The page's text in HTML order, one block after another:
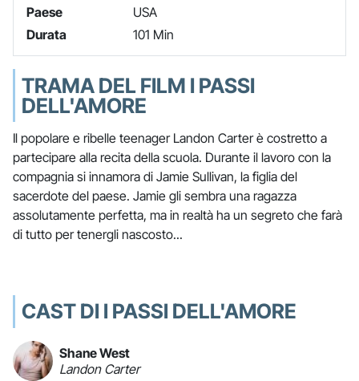
Paese
USA
Durata
101 Min
TRAMA DEL FILM I PASSI
DELL'AMORE
Il popolare e ribelle teenager Landon Carter è costretto a
partecipare alla recita della scuola. Durante il lavoro con la
compagnia si innamora di Jamie Sullivan, la figlia del
sacerdote del paese. Jamie gli sembra una ragazza
assolutamente perfetta, ma in realtà ha un segreto che farà
di tutto per tenergli nascosto...
CAST DI I PASSI DELL'AMORE
Shane West
Landon Carter